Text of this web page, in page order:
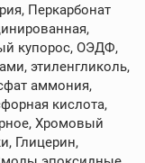
Перкарбонат
купорос, ОЭДФ,
этиленгликоль,
аммония,
кислота,
Хромовый
Глицерин,